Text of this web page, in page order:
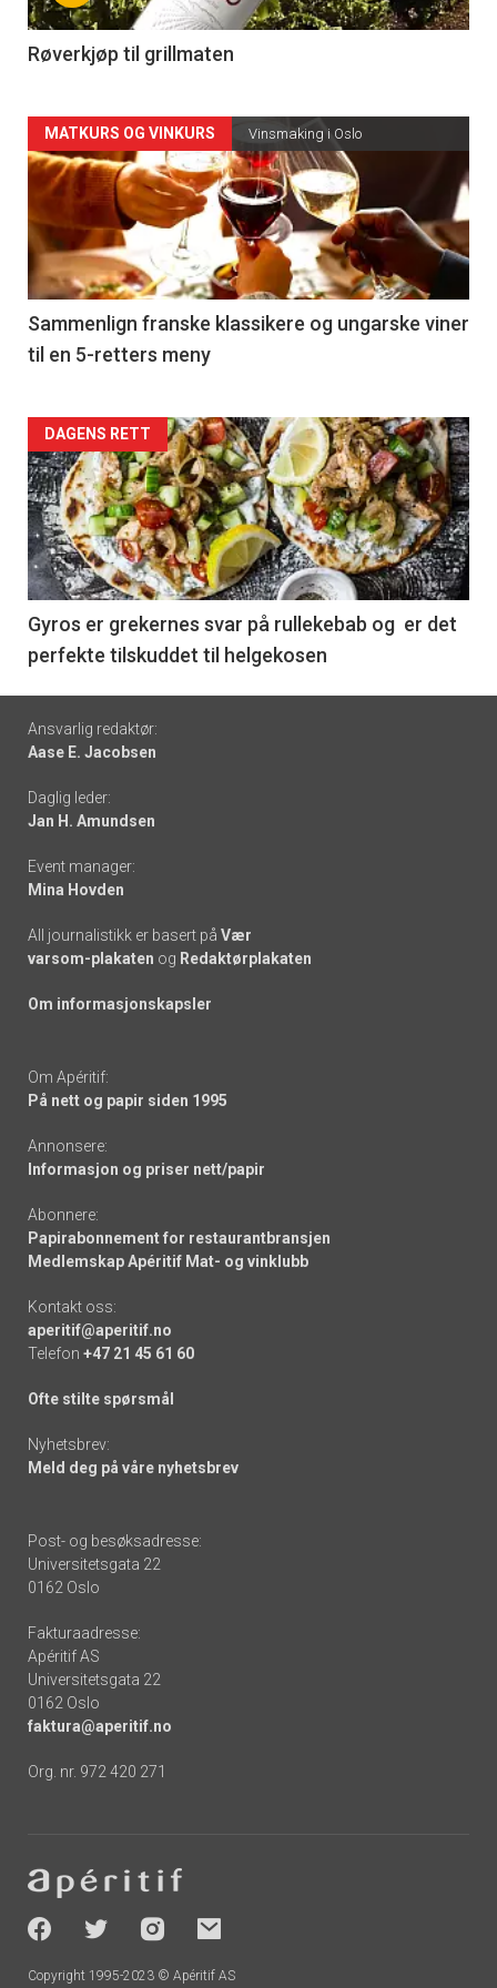
-
4
Røverkjøp til grillmaten
Forsiden
akkurat
nå
-
5
MATKURS OG VINKURS Vinsmaking i Oslo
Sammenlign franske klassikere og ungarske viner
til en 5-retters meny
Forsiden
akkurat
nå
-
6
DAGENS RETT
Gyros er grekernes svar på rullekebab og er det
perfekte tilskuddet til helgekosen
Footer
-
links
Ansvarlig redaktør:
Aase E. Jacobsen
Daglig leder:
Jan H. Amundsen
Event manager:
Mina Hovden
All journalistikk er basert på Vær
varsom-plakaten og Redaktørplakaten
Om informasjonskapsler
Om Apéritif:
På nett og papir siden 1995
Annonsere:
Informasjon og priser nett/papir
Abonnere:
Papirabonnement for restaurantbransjen
Medlemskap Apéritif Mat- og vinklubb
Kontakt oss:
aperitif@aperitif.no
Telefon +47 21 45 61 60
Ofte stilte spørsmål
Nyhetsbrev:
Meld deg på våre nyhetsbrev
Post- og besøksadresse:
Universitetsgata 22
0162 Oslo
Fakturaadresse:
Apéritif AS
Universitetsgata 22
0162 Oslo
faktura@aperitif.no
Org. nr. 972 420 271
-
socials
Copyright 1995-2023 © Apéritif AS